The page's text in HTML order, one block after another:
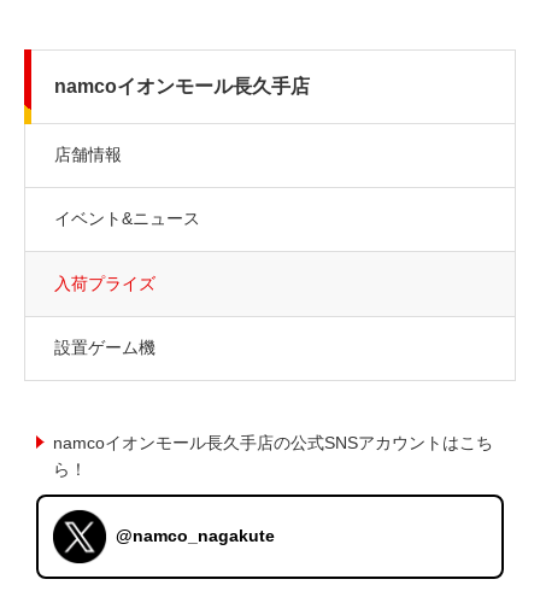
namcoイオンモール長久手店
店舗情報
イベント&ニュース
入荷プライズ
設置ゲーム機
namcoイオンモール長久手店の公式SNSアカウントはこち
ら！
@namco_nagakute